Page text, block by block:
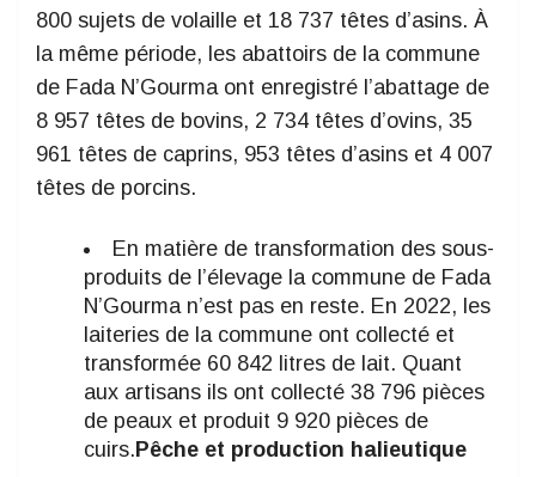
800 sujets de volaille et 18 737 têtes d’asins. À
la même période, les abattoirs de la commune
de Fada N’Gourma ont enregistré l’abattage de
8 957 têtes de bovins, 2 734 têtes d’ovins, 35
961 têtes de caprins, 953 têtes d’asins et 4 007
têtes de porcins.
En matière de transformation des sous-
produits de l’élevage la commune de Fada
N’Gourma n’est pas en reste. En 2022, les
laiteries de la commune ont collecté et
transformée 60 842 litres de lait. Quant
aux artisans ils ont collecté 38 796 pièces
de peaux et produit 9 920 pièces de
cuirs.Pêche et production halieutique